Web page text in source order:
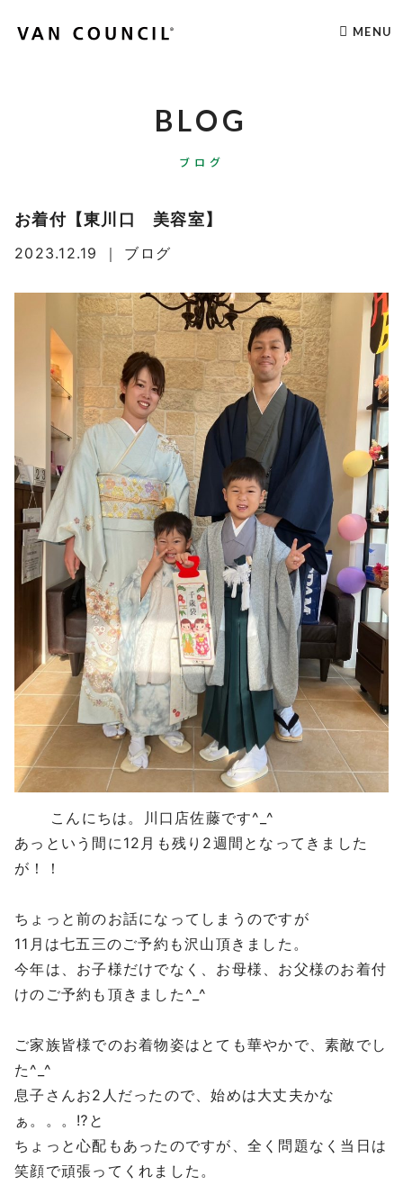
MENU
BLOG
ブログ
お着付【東川口 美容室】
2023.12.19 ｜ ブログ
こんにちは。川口店佐藤です^_^
あっという間に12月も残り2週間となってきました
が！！
ちょっと前のお話になってしまうのですが
11月は七五三のご予約も沢山頂きました。
今年は、お子様だけでなく、お母様、お父様のお着付
けのご予約も頂きました^_^
ご家族皆様でのお着物姿はとても華やかで、素敵でし
た^_^
息子さんお2人だったので、始めは大丈夫かな
ぁ。。。⁉︎と
ちょっと心配もあったのですが、全く問題なく当日は
笑顔で頑張ってくれました。